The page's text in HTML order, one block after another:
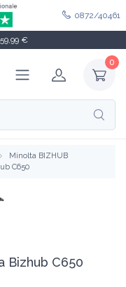
0872/40461
€
0
Minolta BIZHUB
C650
Bizhub C650